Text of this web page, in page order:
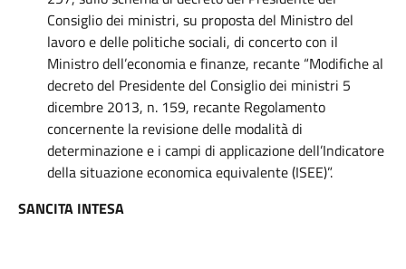
Consiglio dei ministri, su proposta del Ministro del
lavoro e delle politiche sociali, di concerto con il
Ministro dell’economia e finanze, recante “Modifiche al
decreto del Presidente del Consiglio dei ministri 5
dicembre 2013, n. 159, recante Regolamento
concernente la revisione delle modalità di
determinazione e i campi di applicazione dell’Indicatore
della situazione economica equivalente (ISEE)”.
SANCITA INTESA